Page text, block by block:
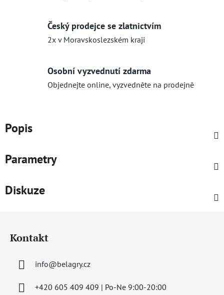
Český prodejce se zlatnictvím
2x v Moravskoslezském kraji
Osobní vyzvednutí zdarma
Objednejte online, vyzvedněte na prodejně
Popis
Parametry
Diskuze
Kontakt
info@belagry.cz
+420 605 409 409 | Po-Ne 9:00-20:00